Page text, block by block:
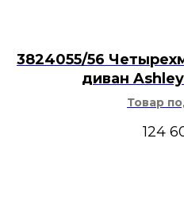
3824055/56
диван
Товар
124